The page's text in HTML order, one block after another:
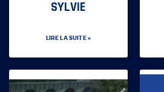
SYLVIE
LIRE LA SUITE »